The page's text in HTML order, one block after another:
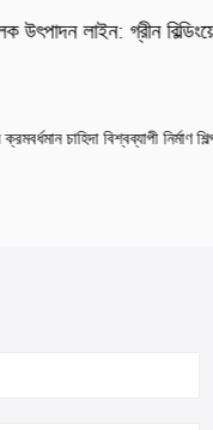
জন্য বিশ্বব্যাপী
শিল্প টেকসই অভ্যাস গ্রহণ...